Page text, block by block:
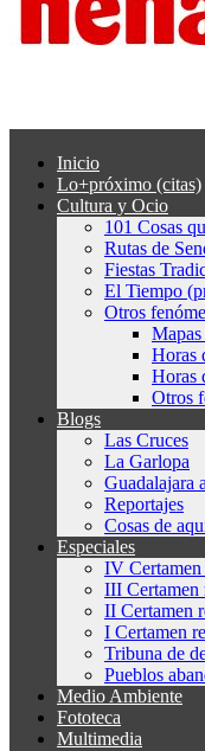
Inicio
Lo+próximo (citas)
Cultura y Ocio
101 Cosas
Rutas de
Fiestas
El Tiempo
Otros
Mapas
Horas
Horas
Otros
Blogs
Las Cruces
La Garlopa
Guadalajara
Reportajes
Cosas de
Especiales
IV Certamen
III Certamen
II Certamen
I Certamen
Tribuna de
Pueblos
Medio Ambiente
Fototeca
Multimedia